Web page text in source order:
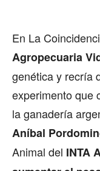
En La
Agropecuaria
genética y recría
experimento que
la ganadería
Aníbal
Animal del INTA